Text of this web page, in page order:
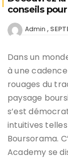
conseils
Admin
Dans un
à une
rouages du
paysage
s’est
intuitives telles
Boursorama.
Academy se